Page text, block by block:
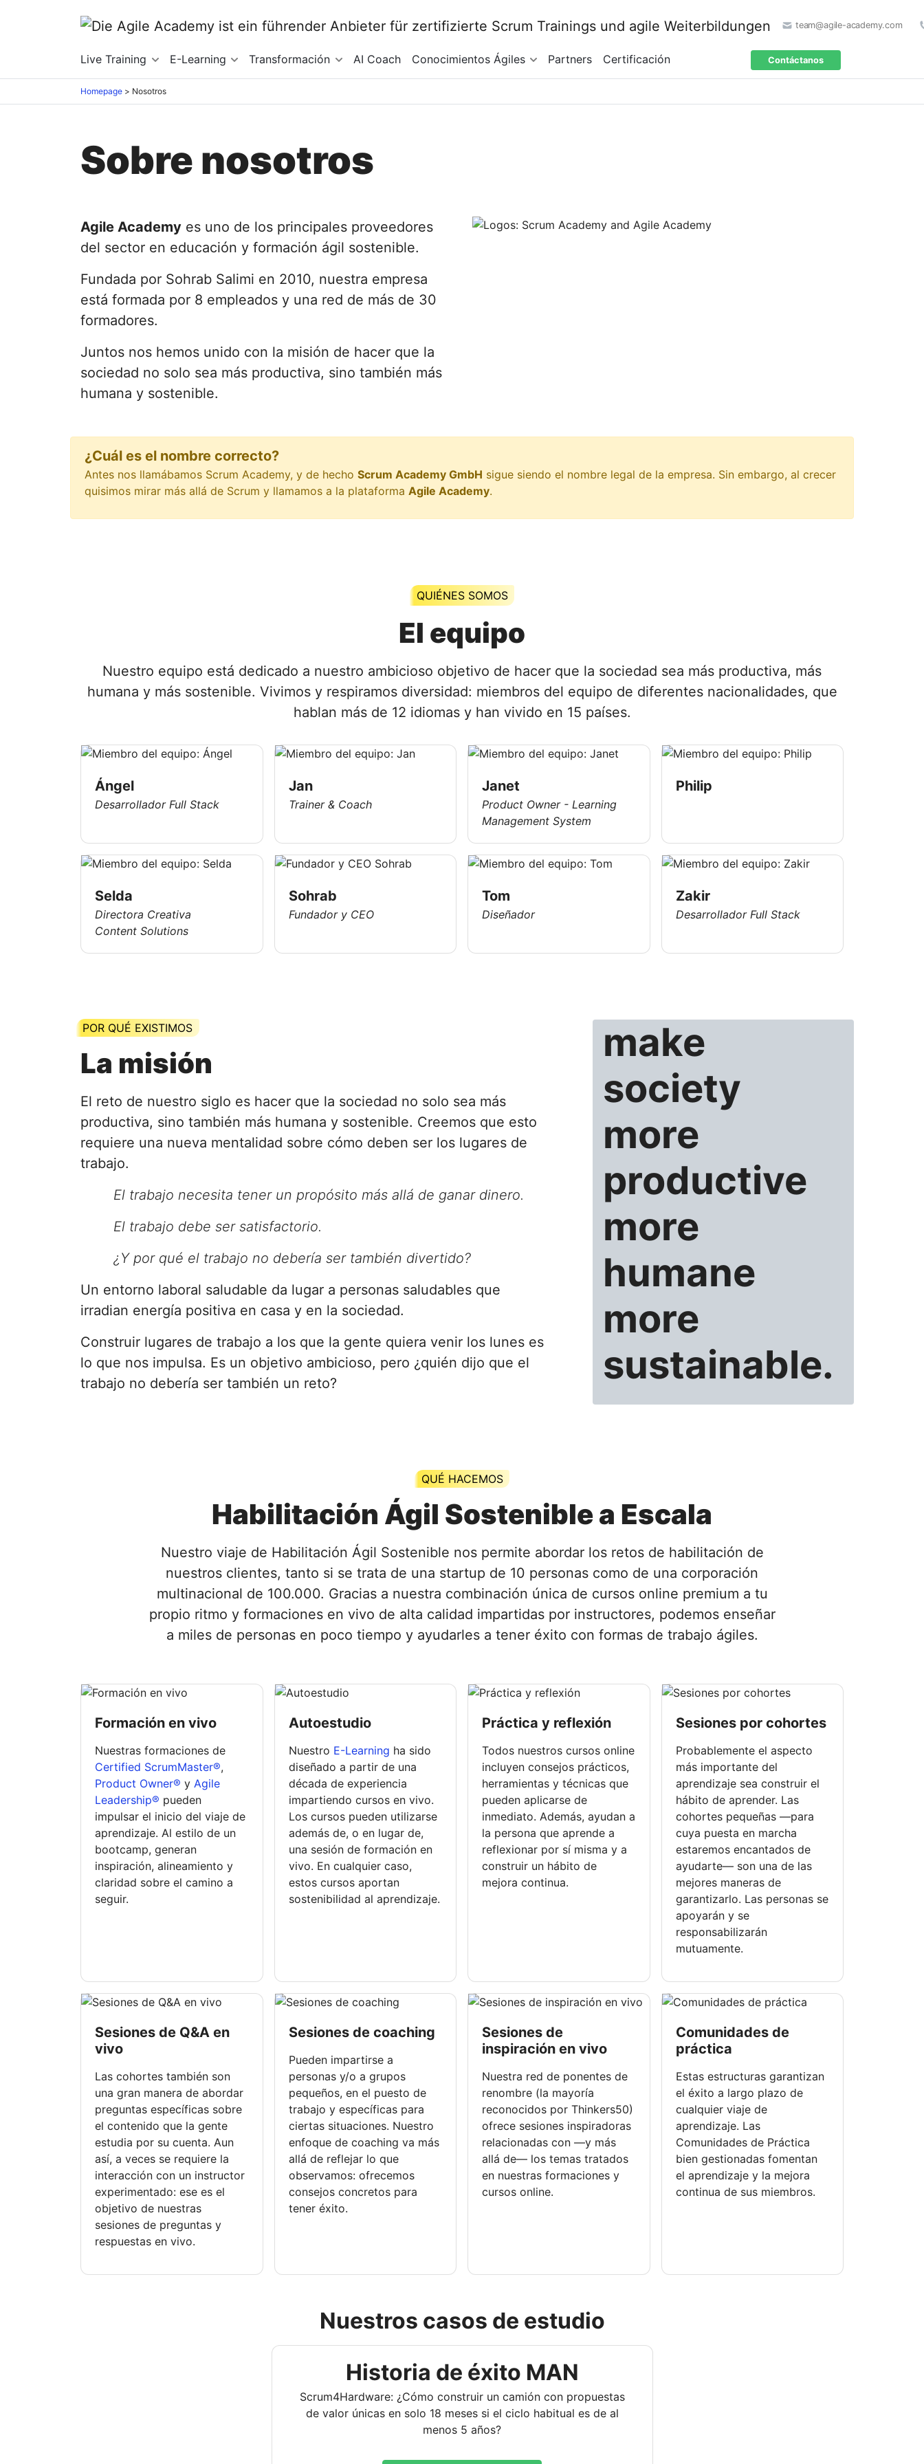
team@agile-academy.com
Live Training E-Learning Transformación AI Coach Conocimientos Ágiles Partners Certificación Contáctanos
Homepage > Nosotros
Sobre nosotros
Agile Academy es uno de los principales proveedores
del sector en educación y formación ágil sostenible.
Fundada por Sohrab Salimi en 2010, nuestra empresa
está formada por 8 empleados y una red de más de 30
formadores.
Juntos nos hemos unido con la misión de hacer que la
sociedad no solo sea más productiva, sino también más
humana y sostenible.
¿Cuál es el nombre correcto?
Antes nos llamábamos Scrum Academy, y de hecho Scrum Academy GmbH sigue siendo el nombre legal de la empresa. Sin embargo, al crecer
quisimos mirar más allá de Scrum y llamamos a la plataforma Agile Academy.
QUIÉNES SOMOS
El equipo
Nuestro equipo está dedicado a nuestro ambicioso objetivo de hacer que la sociedad sea más productiva, más
humana y más sostenible. Vivimos y respiramos diversidad: miembros del equipo de diferentes nacionalidades, que
hablan más de 12 idiomas y han vivido en 15 países.
Ángel
Desarrollador Full Stack
Jan
Trainer & Coach
Janet
Product Owner - Learning
Management System
Philip
Selda
Directora Creativa
Content Solutions
Sohrab
Fundador y CEO
Tom
Diseñador
Zakir
Desarrollador Full Stack
POR QUÉ EXISTIMOS
La misión
El reto de nuestro siglo es hacer que la sociedad no solo sea más
productiva, sino también más humana y sostenible. Creemos que esto
requiere una nueva mentalidad sobre cómo deben ser los lugares de
trabajo.
El trabajo necesita tener un propósito más allá de ganar dinero.
El trabajo debe ser satisfactorio.
¿Y por qué el trabajo no debería ser también divertido?
Un entorno laboral saludable da lugar a personas saludables que
irradian energía positiva en casa y en la sociedad.
Construir lugares de trabajo a los que la gente quiera venir los lunes es
lo que nos impulsa. Es un objetivo ambicioso, pero ¿quién dijo que el
trabajo no debería ser también un reto?
make
society
more
productive
more
humane
more
sustainable.
QUÉ HACEMOS
Habilitación Ágil Sostenible a Escala
Nuestro viaje de Habilitación Ágil Sostenible nos permite abordar los retos de habilitación de
nuestros clientes, tanto si se trata de una startup de 10 personas como de una corporación
multinacional de 100.000. Gracias a nuestra combinación única de cursos online premium a tu
propio ritmo y formaciones en vivo de alta calidad impartidas por instructores, podemos enseñar
a miles de personas en poco tiempo y ayudarles a tener éxito con formas de trabajo ágiles.
Formación en vivo
Nuestras formaciones de
Certified ScrumMaster®,
Product Owner® y Agile
Leadership® pueden
impulsar el inicio del viaje de
aprendizaje. Al estilo de un
bootcamp, generan
inspiración, alineamiento y
claridad sobre el camino a
seguir.
Autoestudio
Nuestro E-Learning ha sido
diseñado a partir de una
década de experiencia
impartiendo cursos en vivo.
Los cursos pueden utilizarse
además de, o en lugar de,
una sesión de formación en
vivo. En cualquier caso,
estos cursos aportan
sostenibilidad al aprendizaje.
Práctica y reflexión
Todos nuestros cursos online
incluyen consejos prácticos,
herramientas y técnicas que
pueden aplicarse de
inmediato. Además, ayudan a
la persona que aprende a
reflexionar por sí misma y a
construir un hábito de
mejora continua.
Sesiones por cohortes
Probablemente el aspecto
más importante del
aprendizaje sea construir el
hábito de aprender. Las
cohortes pequeñas —para
cuya puesta en marcha
estaremos encantados de
ayudarte— son una de las
mejores maneras de
garantizarlo. Las personas se
apoyarán y se
responsabilizarán
mutuamente.
Sesiones de Q&A en
vivo
Las cohortes también son
una gran manera de abordar
preguntas específicas sobre
el contenido que la gente
estudia por su cuenta. Aun
así, a veces se requiere la
interacción con un instructor
experimentado: ese es el
objetivo de nuestras
sesiones de preguntas y
respuestas en vivo.
Sesiones de coaching
Pueden impartirse a
personas y/o a grupos
pequeños, en el puesto de
trabajo y específicas para
ciertas situaciones. Nuestro
enfoque de coaching va más
allá de reflejar lo que
observamos: ofrecemos
consejos concretos para
tener éxito.
Sesiones de
inspiración en vivo
Nuestra red de ponentes de
renombre (la mayoría
reconocidos por Thinkers50)
ofrece sesiones inspiradoras
relacionadas con —y más
allá de— los temas tratados
en nuestras formaciones y
cursos online.
Comunidades de
práctica
Estas estructuras garantizan
el éxito a largo plazo de
cualquier viaje de
aprendizaje. Las
Comunidades de Práctica
bien gestionadas fomentan
el aprendizaje y la mejora
continua de sus miembros.
Nuestros casos de estudio
Historia de éxito MAN
Scrum4Hardware: ¿Cómo construir un camión con propuestas
de valor únicas en solo 18 meses si el ciclo habitual es de al
menos 5 años?